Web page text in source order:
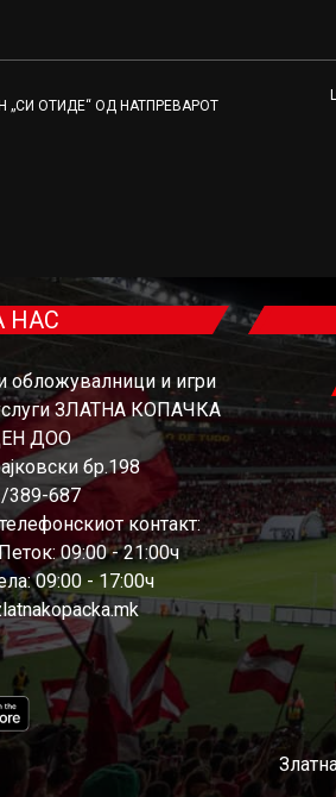
„СИ ОТИДЕ“ ОД НАТПРЕВАРОТ
НАС
обложувалници и игри
услуги ЗЛАТНА КОПАЧКА
ДОО
бр.198
389-687
контакт:
09:00 - 21:00ч
09:00 - 17:00ч